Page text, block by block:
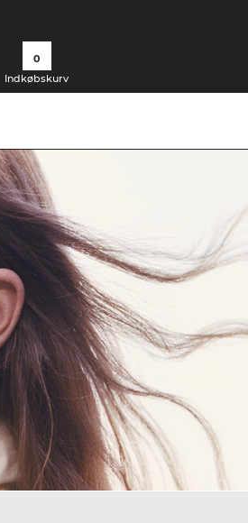
0
Indkøbskurv